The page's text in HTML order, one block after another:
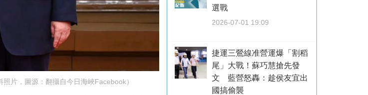
片，圖源：翻攝自今日海峽Facebook）
選戰
2026-07-01 19:09
捷運三鶯線准營運爆「割稻
尾」大戰！蘇巧慧搶先發
文 藍營怒轟：趁侯友宜出
國搞偷襲